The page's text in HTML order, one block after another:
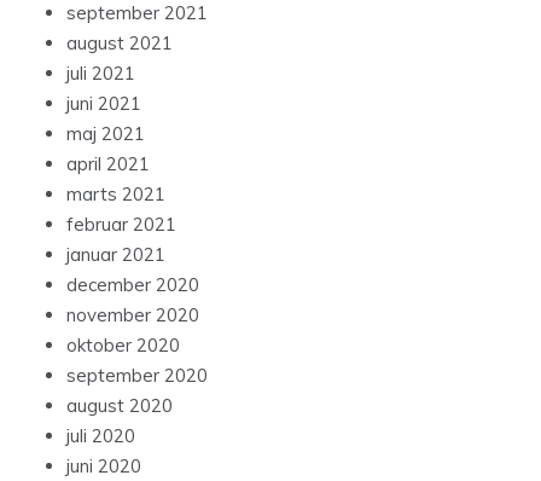
september 2021
august 2021
juli 2021
juni 2021
maj 2021
april 2021
marts 2021
februar 2021
januar 2021
december 2020
november 2020
oktober 2020
september 2020
august 2020
juli 2020
juni 2020